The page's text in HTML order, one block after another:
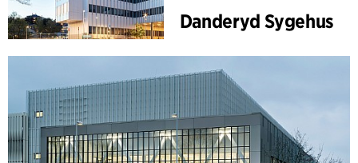
Danderyd Sygehus